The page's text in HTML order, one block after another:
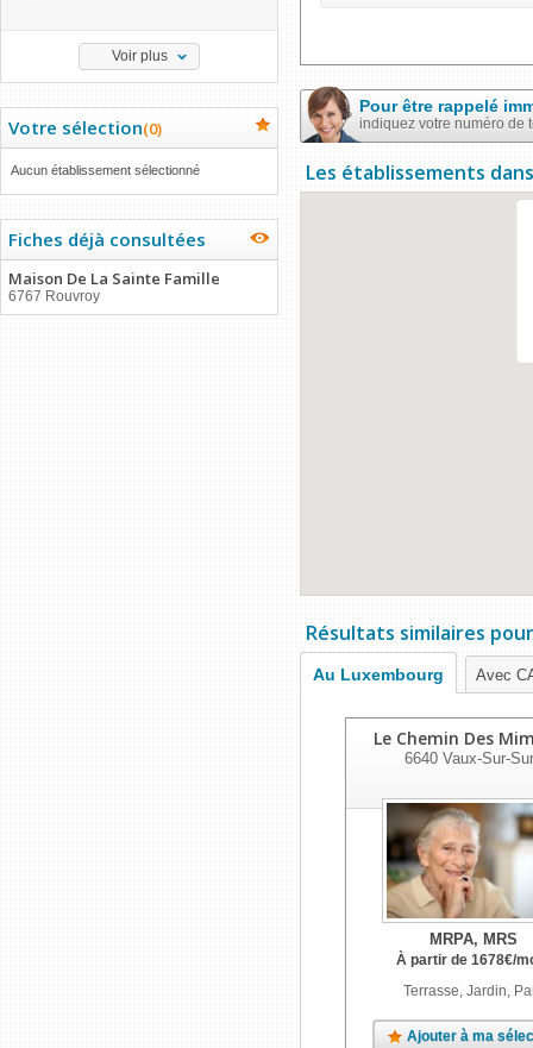
Voir plus
Votre sélection(0)
Aucun établissement sélectionné
Fiches déjà consultées
Maison De La Sainte Famille
6767 Rouvroy
Pour être rappelé
indiquez votre numéro de
Les établissements
Résultats similaires
Au Luxembourg Avec
Le Chemin Des
6640Vaux-Sur-
MRPA, MRS
À partir de 1678€/
Terrasse, Jardin,
Ajouter à ma